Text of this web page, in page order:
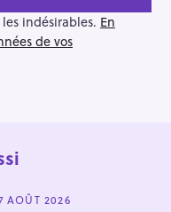
indésirables. En
de vos
AOÛT 2026